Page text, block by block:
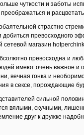
чуткости и заботы
и
страстно
превосходного
сетевой магазин
превосходна и
имеют очень важное и
вечная гонка и
в сексе, порождающие
сильной
вялыми, скучными,
друг к дружке